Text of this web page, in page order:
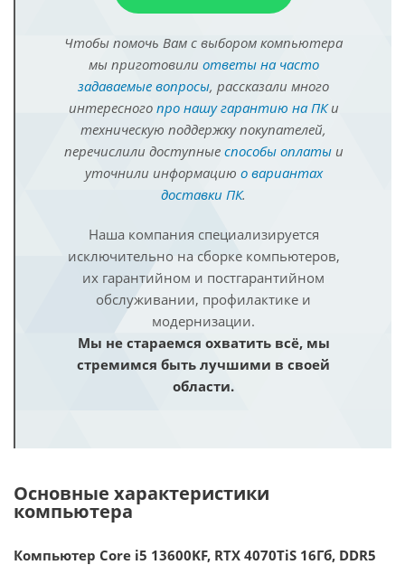
Чтобы помочь Вам с выбором компьютера
мы приготовили ответы на часто
задаваемые вопросы, рассказали много
интересного про нашу гарантию на ПКи
техническую поддержку покупателей,
перечислили доступные способы оплатыи
уточнили информацию о вариантах
доставки ПК.
Наша компания специализируется
исключительно на сборке компьютеров,
их гарантийном и постгарантийном
обслуживании, профилактике и
модернизации.
Мы не стараемся охватить всё, мы
стремимся быть лучшими в своей
области.
Основные характеристики
компьютера
Компьютер Core i5 13600KF, RTX 4070TiS 16Гб, DDR5